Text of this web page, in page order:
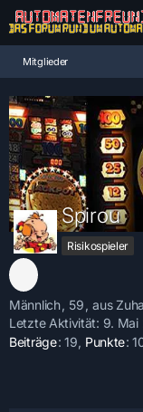
Mitglieder
Spirou
Risikospieler
Männlich 59 aus
Letzte Aktivität: 9. Mai
Beiträge 19 Punkte